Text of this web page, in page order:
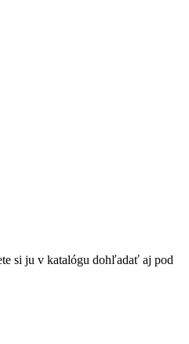
si ju v katalógu dohľadať aj pod